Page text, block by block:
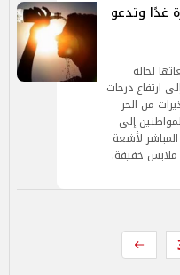
غدًا وتدعو
لحالة
2025، مشيرة إلى ارتفاع درجات
من الحر
إلى
لأشعة
ملابس خفيفة.